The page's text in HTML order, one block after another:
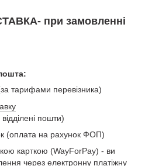
при замовленні
тарифами перевізника)
пошти)
(оплата на рахунок ФОП)
карткою (WayForPay) - ви
через електронну платіжну